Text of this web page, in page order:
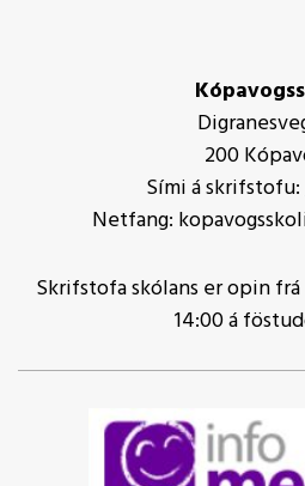
200
Sími á skrifstofu:
Netfang:
Skrifstofa skólans er opin
14:00 á